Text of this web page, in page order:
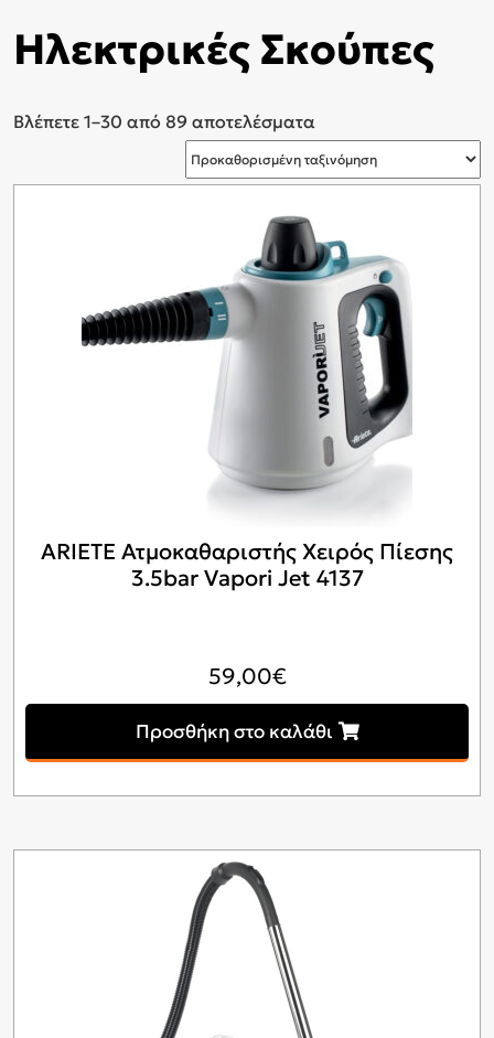
Ηλεκτρικές Σκούπες
Βλέπετε 1–30 από 89 αποτελέσματα
ARIETE Ατμοκαθαριστής Χειρός Πίεσης
3.5bar Vapori Jet 4137
59,00€
Προσθήκη στο καλάθι